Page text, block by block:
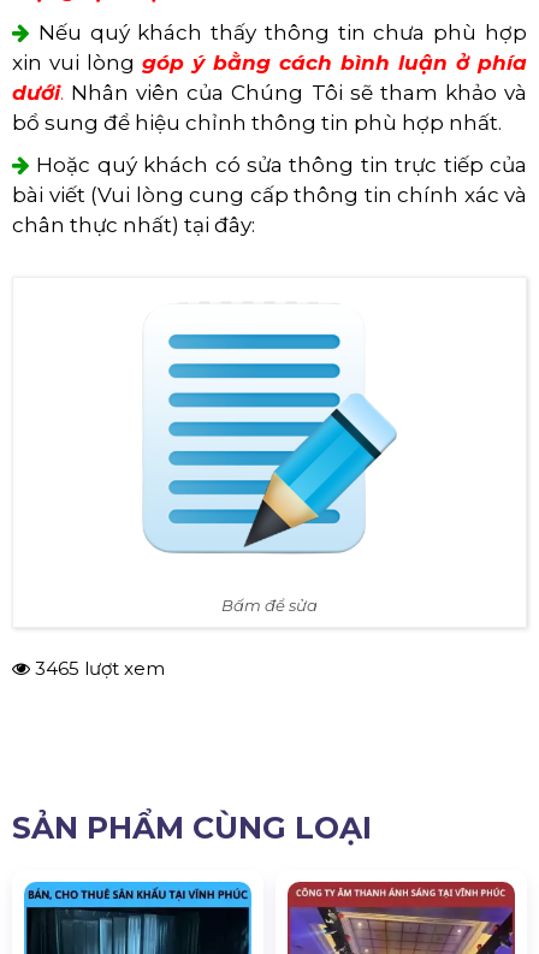
Nếu quý khách thấy thông tin chưa phù hợp
xin vui lòng góp ý bằng cách bình luận ở phía
dưới. Nhân viên của Chúng Tôi sẽ tham khảo và
bổ sung để hiệu chỉnh thông tin phù hợp nhất.
Hoặc quý khách có sửa thông tin trực tiếp của
bài viết (Vui lòng cung cấp thông tin chính xác và
chân thực nhất) tại đây:
Bấm để sửa
3465 lượt xem
SẢN PHẨM CÙNG LOẠI